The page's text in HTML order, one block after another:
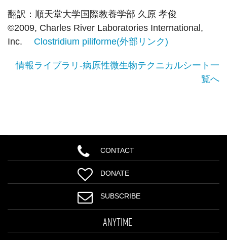
翻訳：順天堂大学国際教養学部 久原 孝俊
©2009, Charles River Laboratories International,
Inc. Clostridium piliforme(外部リンク)
情報ライブラリ-病原性微生物テクニカルシート一
覧へ
CONTACT
DONATE
SUBSCRIBE
ANYTIME